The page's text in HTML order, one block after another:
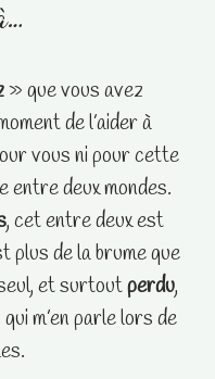
» que vous avez
de l’aider à
vous ni pour cette
entre deux mondes.
, cet entre deux est
plus de la brume que
et surtoutperdu,
m’en parle lors de